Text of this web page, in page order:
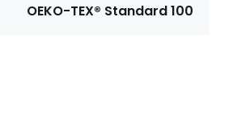
OEKO-TEX® Standard 100